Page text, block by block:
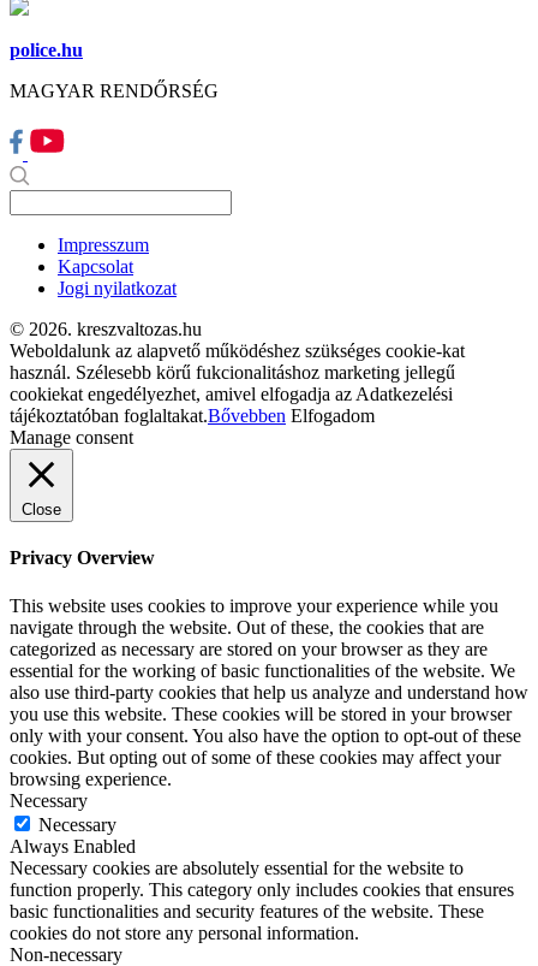
police.hu
MAGYAR RENDŐRSÉG
Impresszum
Kapcsolat
Jogi nyilatkozat
© 2026. kreszvaltozas.hu
Weboldalunk az alapvető működéshez szükséges cookie-kat
használ. Szélesebb körű fukcionalitáshoz marketing jellegű
cookiekat engedélyezhet, amivel elfogadja az Adatkezelési
tájékoztatóban foglaltakat.Bővebben Elfogadom
Manage consent
Close
Privacy Overview
This website uses cookies to improve your experience while you
navigate through the website. Out of these, the cookies that are
categorized as necessary are stored on your browser as they are
essential for the working of basic functionalities of the website. We
also use third-party cookies that help us analyze and understand how
you use this website. These cookies will be stored in your browser
only with your consent. You also have the option to opt-out of these
cookies. But opting out of some of these cookies may affect your
browsing experience.
Necessary
Necessary
Always Enabled
Necessary cookies are absolutely essential for the website to
function properly. This category only includes cookies that ensures
basic functionalities and security features of the website. These
cookies do not store any personal information.
Non-necessary